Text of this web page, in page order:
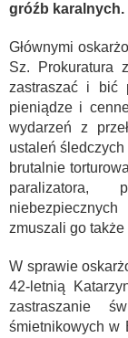
gróźb karalnych.
Głównymi
Sz. Prokuratura
zastraszać i bić
pieniądze i
wydarzeń z
ustaleń śledczych
brutalnie
paralizatora,
zmuszali go
W sprawie
42-letnią
zastraszanie
śmietnikowych w